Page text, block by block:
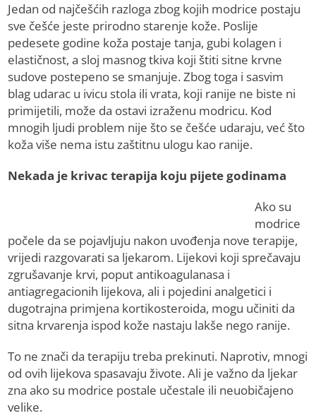
Jedan od najčešćih razloga zbog kojih modrice postaju
sve češće jeste prirodno starenje kože. Poslije
pedesete godine koža postaje tanja, gubi kolagen i
elastičnost, a sloj masnog tkiva koji štiti sitne krvne
sudove postepeno se smanjuje. Zbog toga i sasvim
blag udarac u ivicu stola ili vrata, koji ranije ne biste ni
primijetili, može da ostavi izraženu modricu. Kod
mnogih ljudi problem nije što se češće udaraju, već što
koža više nema istu zaštitnu ulogu kao ranije.
Nekada je krivac terapija koju pijete godinama
Ako su
modrice
počele da se pojavljuju nakon uvođenja nove terapije,
vrijedi razgovarati sa ljekarom. Lijekovi koji sprečavaju
zgrušavanje krvi, poput antikoagulanasa i
antiagregacionih lijekova, ali i pojedini analgetici i
dugotrajna primjena kortikosteroida, mogu učiniti da
sitna krvarenja ispod kože nastaju lakše nego ranije.
To ne znači da terapiju treba prekinuti. Naprotiv, mnogi
od ovih lijekova spasavaju živote. Ali je važno da ljekar
zna ako su modrice postale učestale ili neuobičajeno
velike.